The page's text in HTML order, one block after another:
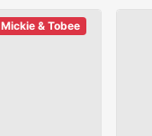
Mickie & Tobee